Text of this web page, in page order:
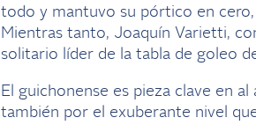
todo y mantuvo su pórtico en
Mientras tanto, Joaquín Varietti,
solitario líder de la tabla de goleo
El guichonense es pieza clave en
también por el exuberante nivel